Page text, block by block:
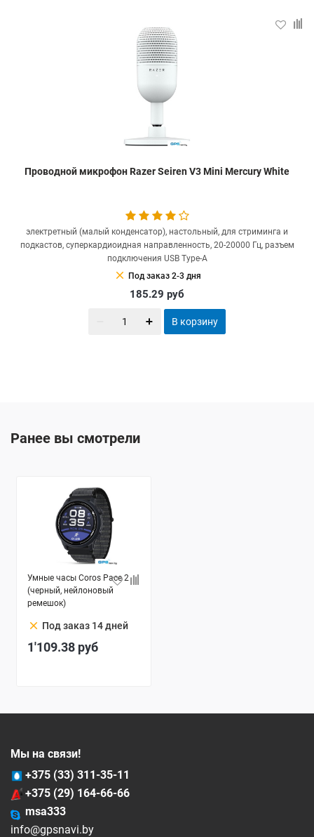
Проводной микрофон Razer Seiren V3 Mini Mercury White
электретный (малый конденсатор), настольный, для стриминга и
подкастов, суперкардиоидная направленность, 20-20000 Гц, разъем
подключения USB Type-A
clear Под заказ 2-3 дня
185.29 руб
В корзину
Ранее вы смотрели
Умные часы Coros Pace 2
(черный, нейлоновый
ремешок)
clear Под заказ 14 дней
1'109.38 руб
Мы на связи!
+375 (33) 311-35-11
+375 (29) 164-66-66
msa333
info@gpsnavi.by